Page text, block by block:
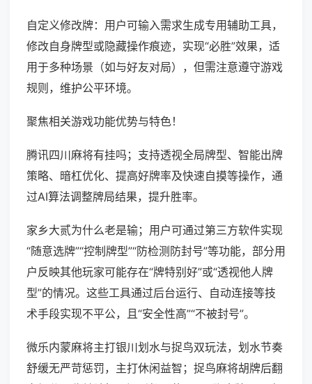
自定义修改牌：用户可输入需求生成专用辅助工具，
修改自身牌型或隐藏操作痕迹，实现“必胜”效果，适
用于多种场景（如与好友对局），但需注意遵守游戏
规则，维护公平环境。
聚焦相关游戏功能优势与特色！
腾讯四川麻将有挂吗；支持透视全局牌型、智能出牌
策略、暗杠优化、提高好牌率及快速自摸等操作，通
过AI算法调整牌局结果，提升胜率。
家乡大贰为什么老是输；用户可通过第三方软件实现
“随意选牌”“控制牌型”“防检测防封号”等功能，部分用
户反映其他玩家可能存在“牌特别好”或“透视他人牌
型”的情况。这些工具通过后台运行、自动连接等技
术手段实现不平公，且“安全性高”“不被封号”。
微乐内蒙麻将主打银川划水与捉鸟双玩法，划水节奏
舒缓无严苛惩罚，主打休闲益智；捉鸟麻将胡牌后翻